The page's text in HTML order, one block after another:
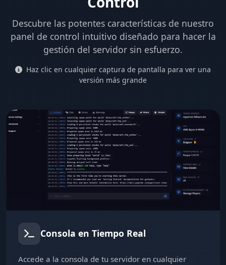
Descubre las potentes características de nuestro
panel de control intuitivo diseñado para hacer la
gestión del servidor sin esfuerzo.
Haz clic en cualquier captura de pantalla para ver una
versión más grande
Consola en Tiempo Real
Accede a la consola de tu servidor en cualquier